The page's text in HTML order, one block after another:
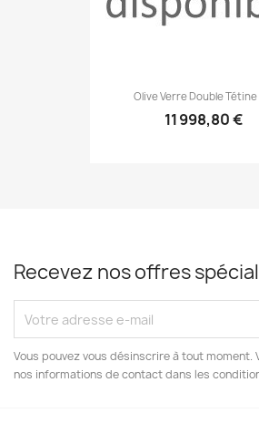
Olive Verre Double Tétine
11 998,80 €
Recevez nos offres
Vous pouvez vous désinscrire à tout moment.
nos informations de contact dans les